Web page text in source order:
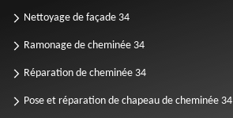
Nettoyage de façade 34
Ramonage de cheminée 34
Réparation de cheminée 34
Pose et réparation de chapeau de cheminée 34